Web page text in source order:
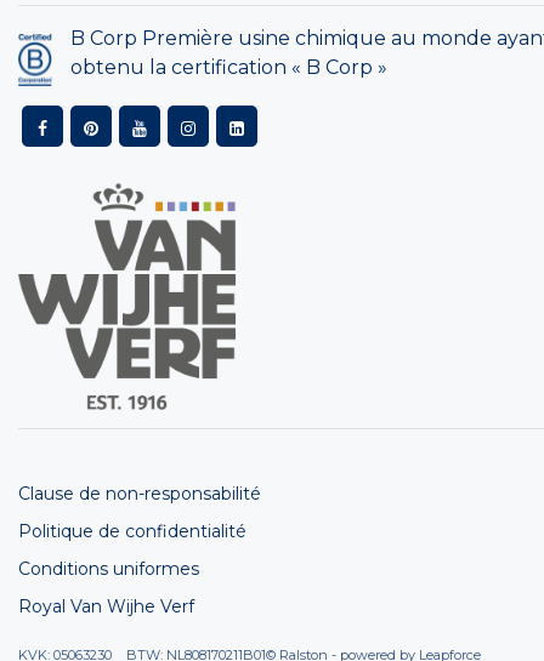
B Corp Première usine chimique au monde
obtenu la certification « B Corp »
Clause de non-responsabilité
Politique de confidentialité
Conditions uniformes
Royal Van Wijhe Verf
KVK: 05063230 BTW: NL808170211B01© Ralston - powered by Leapforce